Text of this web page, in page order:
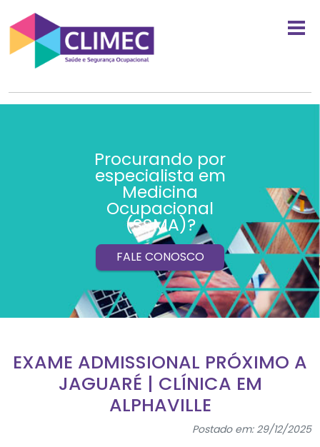
Procurando por
especialista em
Medicina
Ocupacional
(SSMA)?
FALE CONOSCO
EXAME ADMISSIONAL PRÓXIMO A
JAGUARÉ | CLÍNICA EM
ALPHAVILLE
Postado em: 29/12/2025